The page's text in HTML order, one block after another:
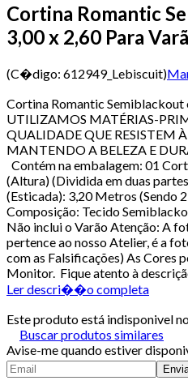
Cortina Romantic
3,00 x 2,60 Para
(C�digo: 612949_Lebiscuit)
Cortina Romantic Semiblackout
UTILIZAMOS MATÉRIAS-
QUALIDADE QUE RESISTEM
MANTENDO A BELEZA E
Contém na embalagem: 01
(Altura) (Dividida em duas
(Esticada): 3,20 Metros (Sendo
Composição: Tecido
Não inclui o Varão Atenção: A
pertence ao nosso Atelier, é a
com as Falsificações) As Cores
Monitor. Fique atento à
Ler descri��o completa
Este produto está indisponivel
Buscar produtos similares
Avise-me quando estiver